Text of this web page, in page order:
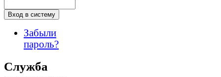
Забыли
пароль?
Служба